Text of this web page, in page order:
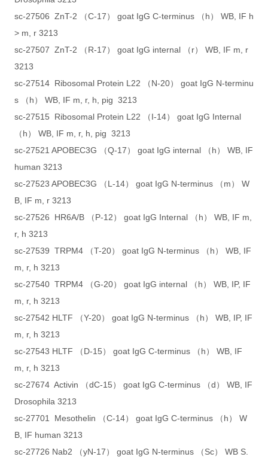
sc-27506 ZnT-2 （C-17） goat IgG C-terminus （h） WB, IF h
> m, r 3213
sc-27507 ZnT-2 （R-17） goat IgG internal （r） WB, IF m, r
3213
sc-27514 Ribosomal Protein L22 （N-20） goat IgG N-terminu
s （h） WB, IF m, r, h, pig 3213
sc-27515 Ribosomal Protein L22 （I-14） goat IgG Internal
（h） WB, IF m, r, h, pig 3213
sc-27521 APOBEC3G （Q-17） goat IgG internal （h） WB, IF
human 3213
sc-27523 APOBEC3G （L-14） goat IgG N-terminus （m） W
B, IF m, r 3213
sc-27526 HR6A/B （P-12） goat IgG Internal （h） WB, IF m,
r, h 3213
sc-27539 TRPM4 （T-20） goat IgG N-terminus （h） WB, IF
m, r, h 3213
sc-27540 TRPM4 （G-20） goat IgG internal （h） WB, IP, IF
m, r, h 3213
sc-27542 HLTF （Y-20） goat IgG N-terminus （h） WB, IP, IF
m, r, h 3213
sc-27543 HLTF （D-15） goat IgG C-terminus （h） WB, IF
m, r, h 3213
sc-27674 Activin （dC-15） goat IgG C-terminus （d） WB, IF
Drosophila 3213
sc-27701 Mesothelin （C-14） goat IgG C-terminus （h） W
B, IF human 3213
sc-27726 Nab2 （yN-17） goat IgG N-terminus （Sc） WB S.